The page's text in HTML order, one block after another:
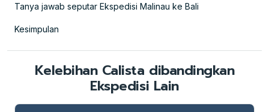
Tanya jawab seputar Ekspedisi Malinau ke Bali
Kesimpulan
Kelebihan Calista dibandingkan
Ekspedisi Lain